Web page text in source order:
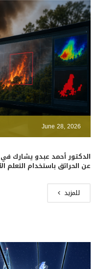
June 28, 2026
الدكتور أحمد عبدو يشارك
عن الحرائق باستخدام التعلم
للمزيد